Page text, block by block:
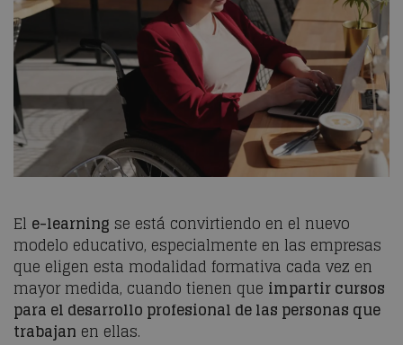
El e-learning se está convirtiendo en el nuevo
modelo educativo, especialmente en las empresas
que eligen esta modalidad formativa cada vez en
mayor medida, cuando tienen que impartir cursos
para el desarrollo profesional de las personas que
trabajan en ellas.